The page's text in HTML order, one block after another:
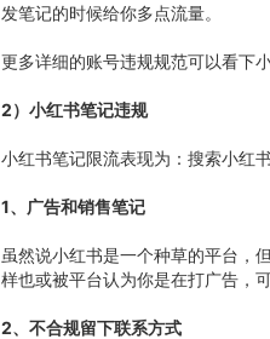
发笔记的时候给你多点流量。
更多详细的账号违规规范可以看下
2）小红书笔记违规
小红书笔记限流表现为：搜索小红
1、广告和销售笔记
虽然说小红书是一个种草的平台，
样也或被平台认为你是在打广告，
2、不合规留下联系方式